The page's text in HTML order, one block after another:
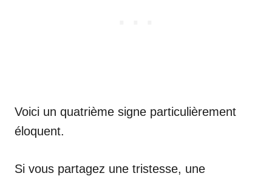
Voici un quatrième signe particulièrement
éloquent.
Si vous partagez une tristesse, une